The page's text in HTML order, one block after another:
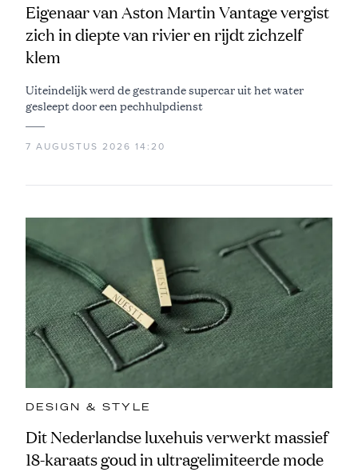
Eigenaar van Aston Martin Vantage vergist
zich in diepte van rivier en rijdt zichzelf
klem
Uiteindelijk werd de gestrande supercar uit het water
gesleept door een pechhulpdienst
7 AUGUSTUS 2026 14:20
DESIGN & STYLE
Dit Nederlandse luxehuis verwerkt massief
18-karaats goud in ultragelimiteerde mode